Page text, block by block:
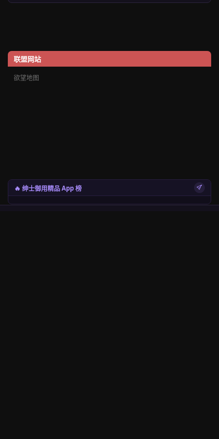
联盟网站
欲望地图
🔥 绅士御用精品 App 榜